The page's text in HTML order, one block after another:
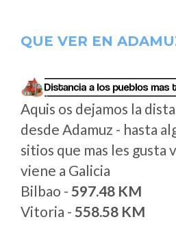
QUE VER EN
Aquis os dejamos la
desde Adamuz - hasta
sitios que mas les gusta
viene a Galicia
Bilbao - 597.48 KM
Vitoria - 558.58 KM